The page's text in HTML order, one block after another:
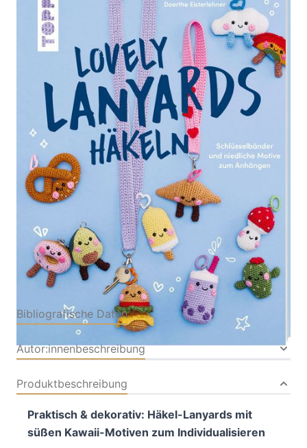
Lovely Lanyards häkeln
Zur Wunschliste hinzufügen
Schlüsselbänder und niedliche Motive zum
Anhängen
Doerthe Eisterlehner
Verlag: frechverlag
GmbH
11.06.2026
80 Seiten
Softcover
ISBN: 978-3-73587222-
7
Bibliografische Daten
Autor:innenbeschreibung
Produktbeschreibung
Praktisch & dekorativ: Häkel-Lanyards mit
süßen Kawaii-Motiven zum Individualisieren